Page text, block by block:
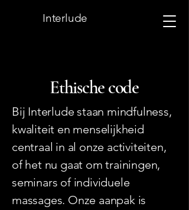
Interlude
Ethische code
Bij Interlude staan ​​mindfulness,
kwaliteit en menselijkheid
centraal in al onze activiteiten,
of het nu gaat om trainingen,
seminars of individuele
massages. Onze aanpak is